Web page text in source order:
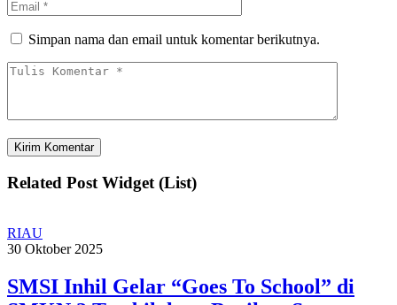
Simpan nama dan email untuk komentar berikutnya.
Related Post Widget (List)
RIAU
30 Oktober 2025
SMSI Inhil Gelar “Goes To School” di